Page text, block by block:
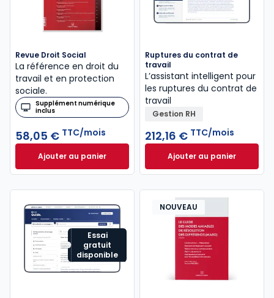
Revue Droit Social
La référence en droit du
travail et en protection
sociale.
Supplément numérique
inclus
58,05 € TTC/mois
Ajouter au panierRevue Droit Social à 58,05 €TTC/mois
Ruptures du contrat de
travail
L’assistant intelligent pour
les ruptures du contrat de
travail
Gestion RH
212,16 € TTC/mois
Ajouter au panier
Ruptures du
Essai
gratuit
disponible
NOUVEAU